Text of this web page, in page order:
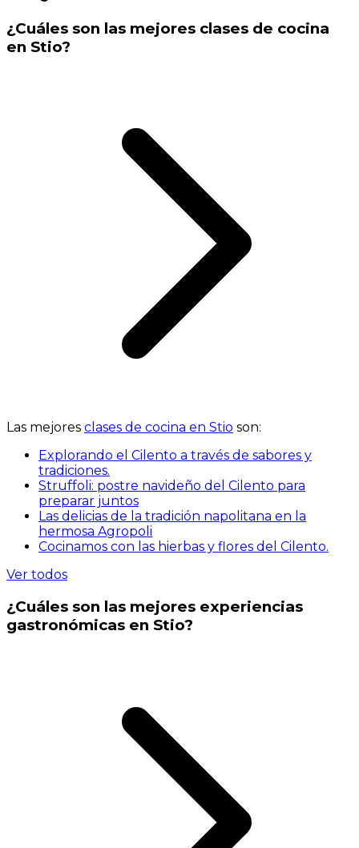
¿Cuáles son las mejores clases de cocina
en Stio?
Las mejores clases de cocina en Stio son:
Explorando el Cilento a través de sabores y
tradiciones.
Struffoli: postre navideño del Cilento para
preparar juntos
Las delicias de la tradición napolitana en la
hermosa Agropoli
Cocinamos con las hierbas y flores del Cilento.
Ver todos
¿Cuáles son las mejores experiencias
gastronómicas en Stio?